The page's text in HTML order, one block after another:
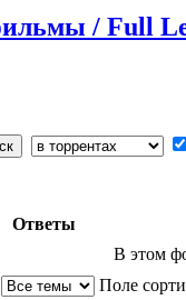
/ Full
Ответы
В этом
Поле